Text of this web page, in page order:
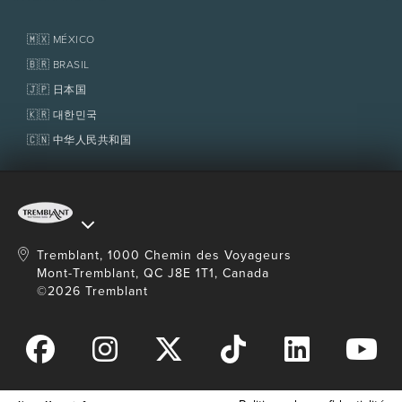
participant accompagne son enfant.
Services aux propriétaires
Fondation Tremblant
Politiques
🇲🇽 MÉXICO
🇧🇷 BRASIL
🇯🇵 日本国
🇰🇷 대한민국
🇨🇳 中华人民共和国
Tremblant, 1000 Chemin des Voyageurs
Mont-Tremblant, QC J8E 1T1, Canada
©2026 Tremblant